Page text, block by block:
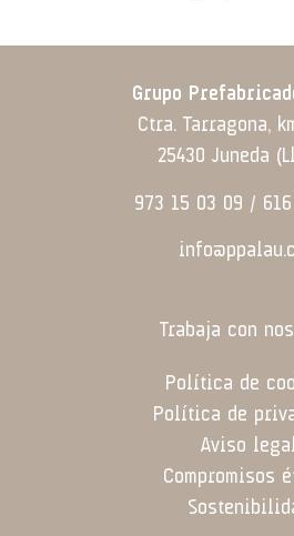
Grupo
Ctra. Tarragona,
25430 Juneda
973 15 03 09 /
Trabaja con
Política de
Política de
Aviso
Compromisos